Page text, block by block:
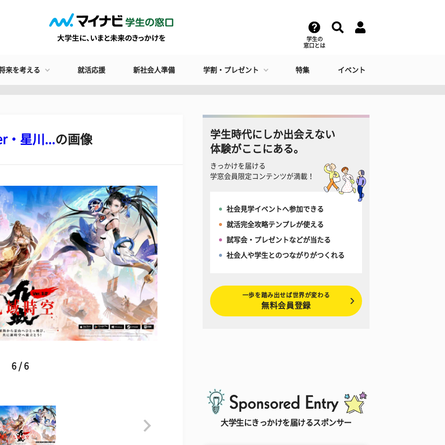
学生の
窓口とは
来を考える 就活応援 新社会人準備 学割・プレゼント 特集 イベント
・星川...の画像
6 / 6
学生時代にしか出会えない
体験がここにある。
きっかけを届ける
学窓会員限定コンテンツが満載！
社会見学イベントへ参加できる
就活完全攻略テンプレが使える
試写会・プレゼントなどが当たる
社会人や学生とのつながりがつくれる
一歩を踏み出せば世界が変わる
無料会員登録
大学生にきっかけを届けるスポンサー